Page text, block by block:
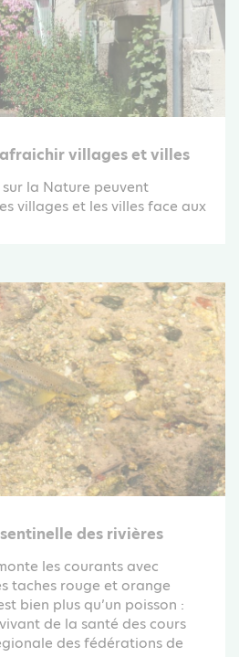
villages et villes
la Nature peuvent
villages et les villes face aux
des rivières
les courants avec
taches rouge et orange
bien plus qu’un poisson :
de la santé des cours
des fédérations de